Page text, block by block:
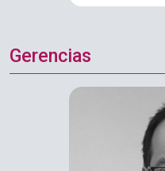
Gerencias